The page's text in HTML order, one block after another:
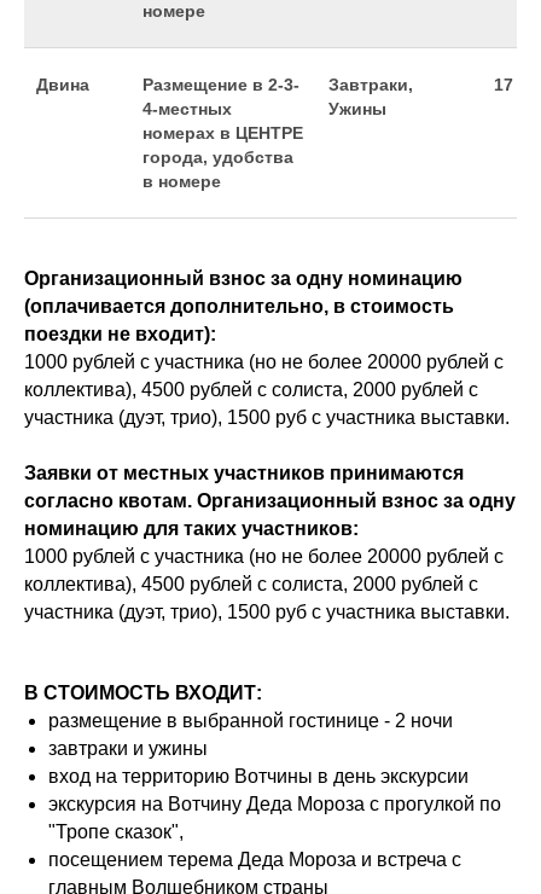
номере
Двина
Размещение в 2-3-
4-местных
номерах в ЦЕНТРЕ
города, удобства
в номере
Завтраки,
Ужины
17
Организационный взнос за одну номинацию
(оплачивается дополнительно, в стоимость
поездки не входит):
1000 рублей с участника (но не более 20000 рублей с
коллектива), 4500 рублей с солиста, 2000 рублей с
участника (дуэт, трио), 1500 руб с участника выставки.
Заявки от местных участников принимаются
согласно квотам. Организационный взнос за одну
номинацию для таких участников:
1000 рублей с участника (но не более 20000 рублей с
коллектива), 4500 рублей с солиста, 2000 рублей с
участника (дуэт, трио), 1500 руб с участника выставки.
В СТОИМОСТЬ ВХОДИТ:
размещение в выбранной гостинице - 2 ночи
завтраки и ужины
вход на территорию Вотчины в день экскурсии
экскурсия на Вотчину Деда Мороза с прогулкой по
"Тропе сказок",
посещением терема Деда Мороза и встреча с
главным Волшебником страны